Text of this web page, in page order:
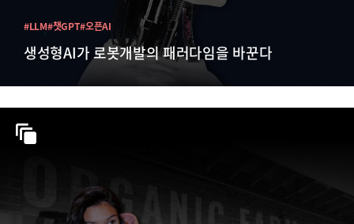
생성형AI가 로봇개발의 패러다임을 바꾼다
#LLM#챗GPT#오픈AI